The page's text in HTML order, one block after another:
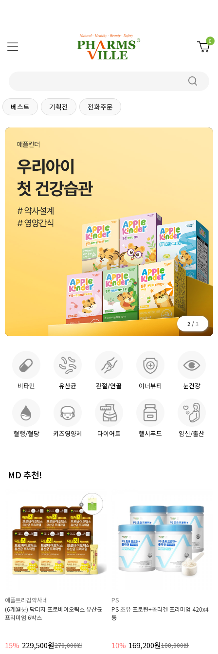
0
베스트 기획전 전화주문
3/3
비타민 유산균 관절/연골 이너뷰티 눈건강
혈행/혈당 키즈영양제 다이어트 헬시푸드 임신/출산
MD 추천!
애플트리김약사네
(3개월분) 장건강 365 프로바이오틱스 프
로바이오틱스 유산균 6박스
43% 85,900원150,000원
애플트리김약사네
1초 바로 느껴지는 100% 운남성 보이차
분말 1g x 14포 4박스 2개월분
41% 42,600원72,000원